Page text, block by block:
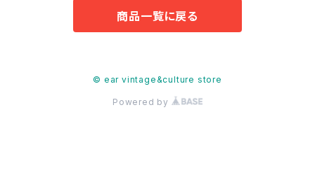
Accessories
商品一覧に戻る
© ear vintage&culture store
Powered by